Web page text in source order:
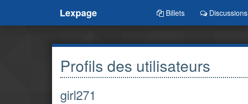
Lexpage Billets Discussions
Profils des utilisateurs
girl271